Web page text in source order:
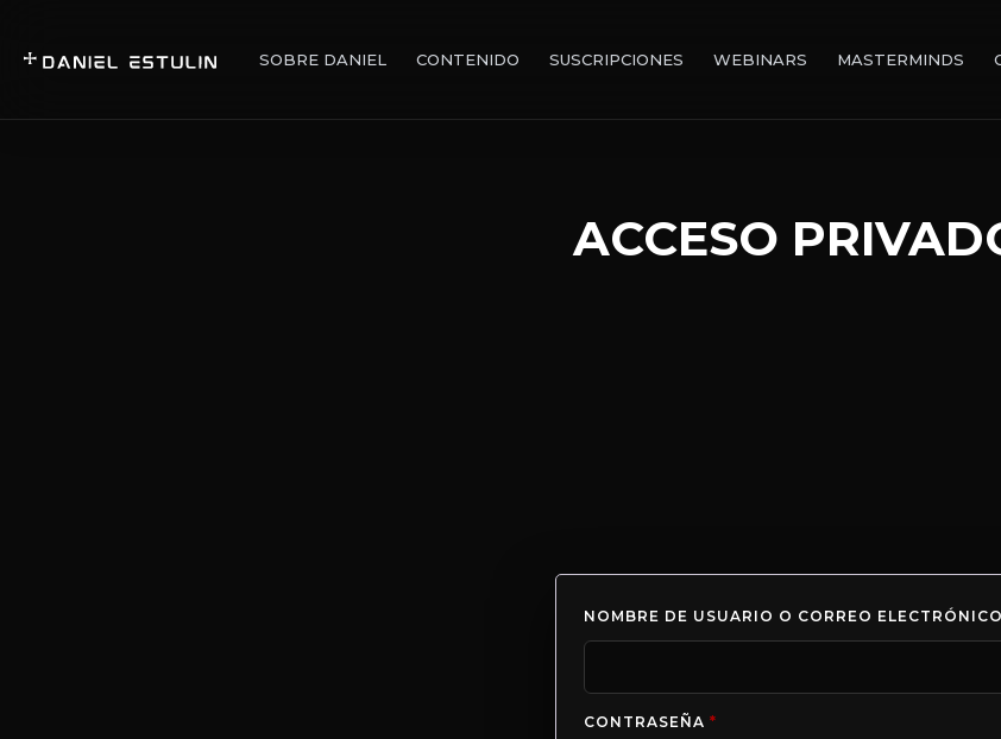
SOBRE DANIEL CONTENIDO SUSCRIPCIONES WEBINARS MASTERMINDS
ACCESO
NOMBRE DE USUARIO O CORREO ELECTRÓNICO
CONTRASEÑA *